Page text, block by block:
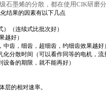
石墨烯的分散，都在使用CIK研磨
结果的因素有以下几点
（连续式比批次好）
越好）
齿，细齿，超细齿，约细齿效果越好）
分散时间（可以看作同等的电机，流
备的期限，就不能再好）
层的相对速率。